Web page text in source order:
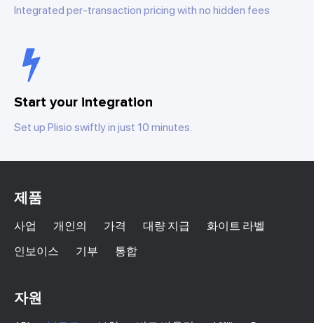
Integrated per-transaction pricing with no hidden fees
Start your integration
Set up Plisio swiftly in just 10 minutes.
제품
사업 개인의 가격 대량 지급
화이트 라벨
인보이스
기부 통합
자원